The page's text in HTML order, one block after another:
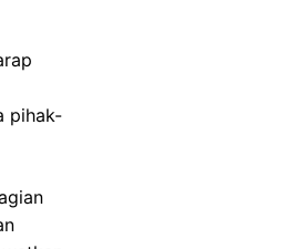
pihak-